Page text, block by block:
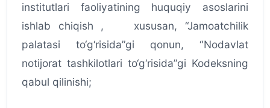
institutlari faoliyatining huquqiy asoslarini
ishlab chiqish , xususan, “Jamoatchilik
palatasi to‘g‘risida”gi qonun, “Nodavlat
notijorat tashkilotlari to‘g‘risida”gi Kodeksning
qabul qilinishi;